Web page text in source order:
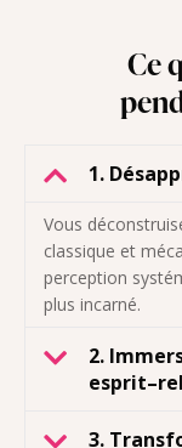
Ce
1.
Vous
classique et
perception
plus incarné.
2.
3.